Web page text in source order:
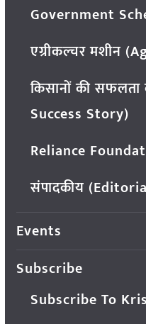
Government
एग्रीकल्चर मशीन
किसानों की
Success Story)
Reliance
संपादकीय
Events
Subscribe
Subscribe To